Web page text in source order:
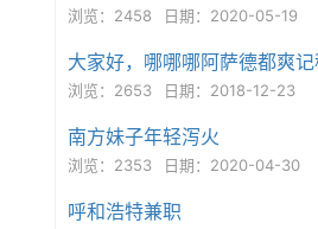
浏览：2458 日期：2020-05-19
大家好，哪哪哪阿萨德都爽
浏览：2653 日期：2018-12-23
南方妹子年轻泻火
浏览：2353 日期：2020-04-30
呼和浩特兼职